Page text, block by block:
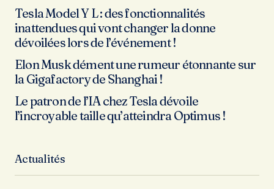
Tesla Model Y L : des fonctionnalités
inattendues qui vont changer la donne
dévoilées lors de l’événement !
Elon Musk dément une rumeur étonnante sur
la Gigafactory de Shanghai !
Le patron de l’IA chez Tesla dévoile
l’incroyable taille qu’atteindra Optimus !
Actualités